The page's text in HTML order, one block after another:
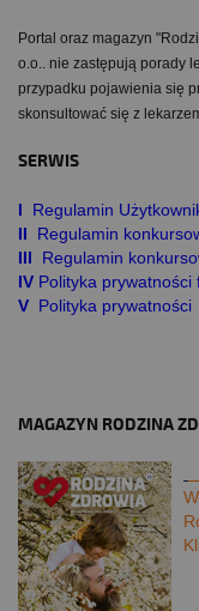
Portal oraz magazyn
o.o.. nie zastępują porady
przypadku pojawienia się
skonsultować się z
SERWIS
I Regulamin
II
Regulamin
III
Regulamin
IV Polityka
V Polityka prywatności
MAGAZYN RODZINA